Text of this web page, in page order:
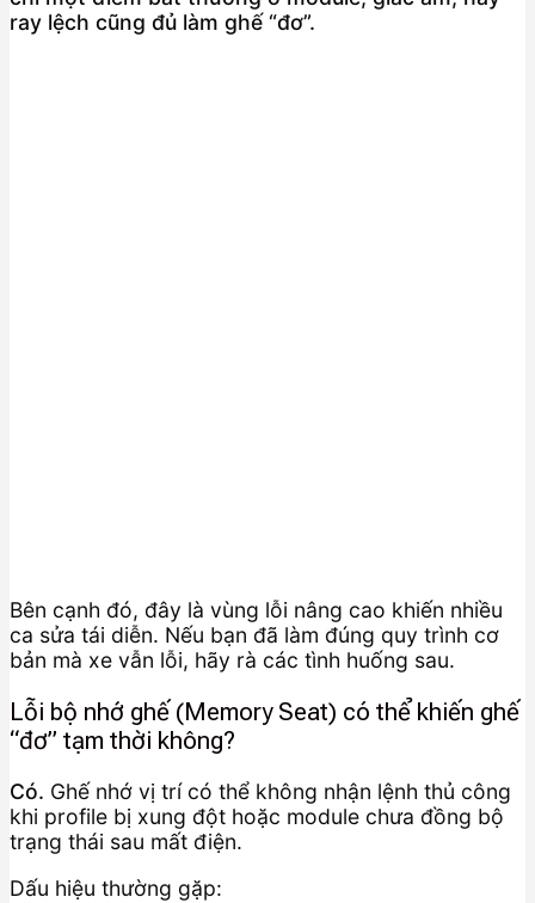
ray lệch cũng đủ làm ghế “đơ”.
Bên cạnh đó, đây là vùng lỗi nâng cao khiến nhiều
ca sửa tái diễn. Nếu bạn đã làm đúng quy trình cơ
bản mà xe vẫn lỗi, hãy rà các tình huống sau.
Lỗi bộ nhớ ghế (Memory Seat) có thể khiến ghế
“đơ” tạm thời không?
Có. Ghế nhớ vị trí có thể không nhận lệnh thủ công
khi profile bị xung đột hoặc module chưa đồng bộ
trạng thái sau mất điện.
Dấu hiệu thường gặp: